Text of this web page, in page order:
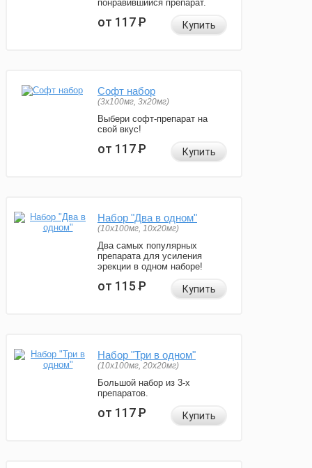
понравившийся препарат.
от 117Р Купить
Софт набор
(3x100мг, 3x20мг)
Выбери софт-препарат на
свой вкус!
от 117Р Купить
Набор "Два в одном"
(10x100мг, 10x20мг)
Два самых популярных
препарата для усиления
эрекции в одном наборе!
от 115Р Купить
Набор "Три в одном"
(10x100мг, 20x20мг)
Большой набор из 3-х
препаратов.
от 117Р Купить